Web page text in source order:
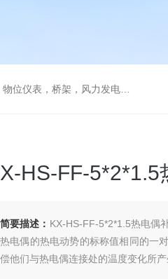
表，桥架，风力发电用电缆
HS-FF-5*2*1.5
简要描述： KX-HS-FF-5*2*1.5热电偶
热电偶的热电动势的标称值相同的一
偿他们与热电偶连接处的温度变化所产